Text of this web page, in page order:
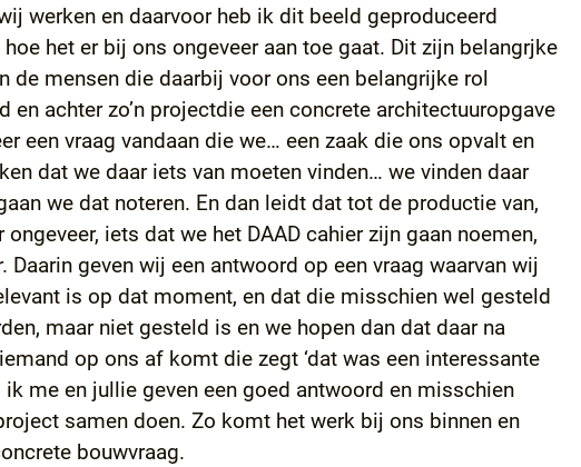
werken en daarvoor heb ik dit beeld geproduceerd
het er bij ons ongeveer aan toe gaat. Dit zijn belangrjke
de mensen die daarbij voor ons een belangrijke rol
en achter zo’n projectdie een concrete architectuuropgave
een vraag vandaan die we… een zaak die ons opvalt en
dat we daar iets van moeten vinden… we vinden daar
we dat noteren. En dan leidt dat tot de productie van,
ongeveer, iets dat we het DAAD cahier zijn gaan noemen,
Daarin geven wij een antwoord op een vraag waarvan wij
is op dat moment, en dat die misschien wel gesteld
maar niet gesteld is en we hopen dan dat daar na
op ons af komt die zegt ‘dat was een interessante
ik me en jullie geven een goed antwoord en misschien
samen doen. Zo komt het werk bij ons binnen en
bouwvraag.